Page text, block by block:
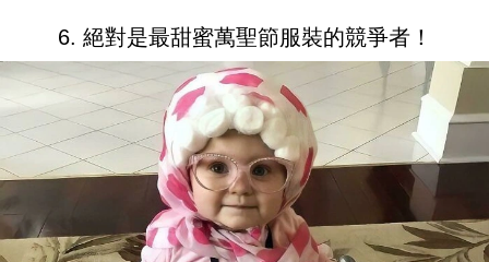
6. 絕對是最甜蜜萬聖節服裝的競爭者！